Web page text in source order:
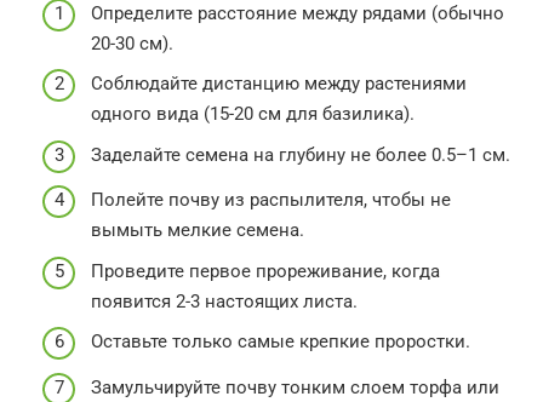
Определите расстояние между рядами (обычно
20-30 см).
Соблюдайте дистанцию между растениями
одного вида (15-20 см для базилика).
Заделайте семена на глубину не более 0.5–1 см.
Полейте почву из распылителя, чтобы не
вымыть мелкие семена.
Проведите первое прореживание, когда
появится 2-3 настоящих листа.
Оставьте только самые крепкие проростки.
Замульчируйте почву тонким слоем торфа или